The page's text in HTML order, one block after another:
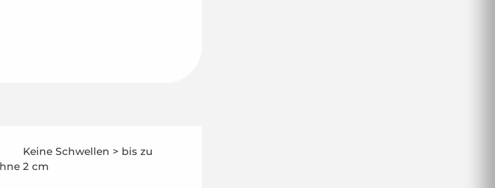
Keine Schwellen > bis zu
2 cm